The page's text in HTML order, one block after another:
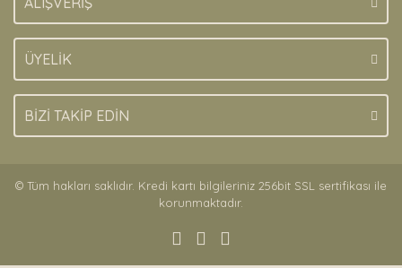
ÜYELİK
BİZİ TAKİP EDİN
© Tüm hakları saklıdır. Kredi kartı bilgileriniz 256bit SSL sertifikası ile
korunmaktadır.